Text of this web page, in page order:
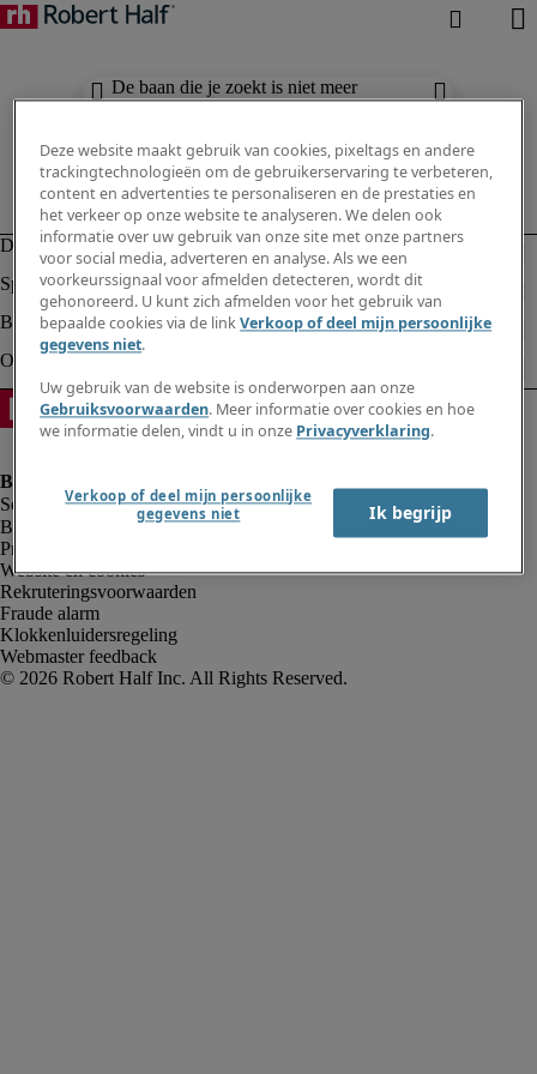
De baan die je zoekt is niet meer
beschikbaar. Zie vergelijkbare resultaten
Bedrijfsinformatie
Privacyverklaring
Website en cookies
Rekruteringsvoorwaarden
Fraude alarm
Klokkenluidersregeling
Webmaster feedback
Deze website maakt gebruik van cookies, pixeltags en andere
trackingtechnologieën om de gebruikerservaring te verbeteren,
content en advertenties te personaliseren en de prestaties en
het verkeer op onze website te analyseren. We delen ook
informatie over uw gebruik van onze site met onze partners
voor social media, adverteren en analyse. Als we een
voorkeurssignaal voor afmelden detecteren, wordt dit
gehonoreerd. U kunt zich afmelden voor het gebruik van
bepaalde cookies via de linkVerkoop of deel mijn persoonlijke
gegevens niet.
Uw gebruik van de website is onderworpen aan onze
Gebruiksvoorwaarden. Meer informatie over cookies en hoe
we informatie delen, vindt u in onze Privacyverklaring.
Verkoop of deel mijn persoonlijke
gegevens niet
Ik begrijp